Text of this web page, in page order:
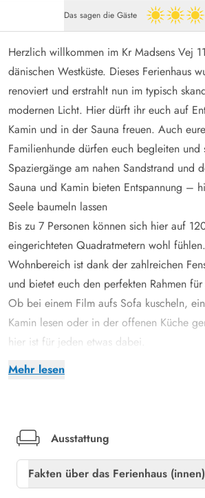
Das sagen die Gäste
Mehr lesen
Herzlich willkommen im Kr Madsens Vej
dänischen Westküste. Dieses Ferienhaus
renoviert und erstrahlt nun im typisch
modernen Licht. Hier dürft ihr euch auf
Kamin und in der Sauna freuen. Auch
Familienhunde dürfen euch begleiten und
Spaziergänge am nahen Sandstrand und
Sauna und Kamin bieten Entspannung –
Seele baumeln lassen
Bis zu 7 Personen können sich hier auf
eingerichteten Quadratmetern wohl
Wohnbereich ist dank der zahlreichen
und bietet euch den perfekten Rahmen
Ob bei einem Film aufs Sofa kuscheln,
Kamin lesen oder in der offenen Küche
hier ist für jeden etwas dabei.
Die Küche ist mit modernen Geräten
Haushaltshelfer stehen euch in Form von
Trockner zur Verfügung. Gleich zwei
schönen Ferienhaus, damit ihr euch gut
Ausstattung
Fakten über das Ferienhaus (innen)